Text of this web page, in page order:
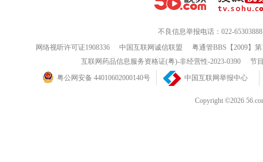
不良信息举报电话：022-65303888
网络视听许可证1908336
中国互联网诚信联盟
粤通管BBS【2009】
互联网药品信息服务资格证(粤)-非经营性-2023-0390
节
粤公网安备 44010602000140号
中国互联网举报中心
Copyright ©2026